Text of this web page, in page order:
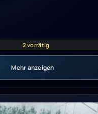
2 vorrätig
Mehr anzeigen
(PC) - Steam Key - GLOBAL